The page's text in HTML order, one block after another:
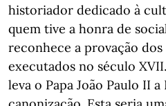
historiador dedicado à
quem tive a honra de
reconhece a provação
executados no século
leva o Papa João Paulo II a